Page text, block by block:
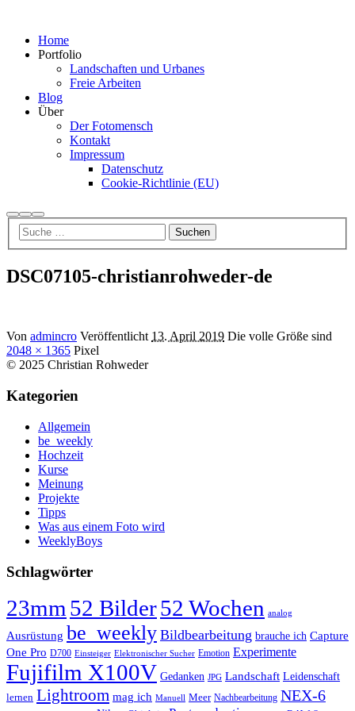
Home
Portfolio
Landschaften und Urbanes
Freie Arbeiten
Blog
Über
Der Fotomensch
Kontakt
Impressum
Datenschutz
Cookie-Richtlinie (EU)
Suchen
Mehr
Info
Hauptmenü
DSC07105-christianrohweder-de
Von admincro Veröffentlicht 13. April 2019 Die volle Größe sind
2048 × 1365 Pixel
© 2025 Christian Rohweder
Kategorien
Allgemein
be_weekly
Hochzeit
Kurse
Meinung
Projekte
Tipps
Was aus einem Foto wird
WeeklyBoys
Schlagwörter
23mm 52 Bilder52 Wochen analog
Ausrüstung be_weekly Bildbearbeitung brauche ich Capture
One Pro D700 Einsteiger Elektronischer Sucher Emotion Experimente
Fujifilm X100V Gedanken JPG Landschaft Leidenschaft
lernen Lightroom mag ich Manuell Meer Nachbearbeitung NEX-6